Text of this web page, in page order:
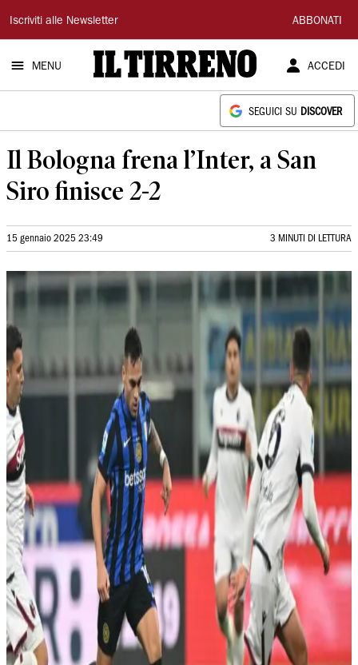
Il
Tirreno
Iscriviti alle Newsletter ABBONATI
MENU ACCEDI
SEGUICI SU DISCOVER
Il Bologna frena l’Inter, a San
Siro finisce 2-2
15 gennaio 2025 23:49 3 MINUTI DI LETTURA